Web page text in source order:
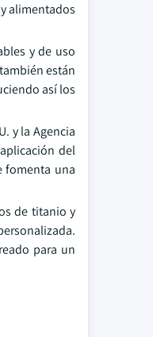
alimentados
y de uso
están
así los
y la Agencia
del
fomenta una
de titanio y
para un